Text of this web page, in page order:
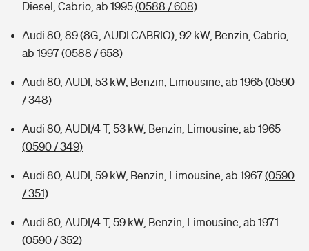
Diesel, Cabrio, ab 1995(0588 / 608)
Audi 80, 89 (8G, AUDI CABRIO), 92 kW, Benzin, Cabrio,
ab 1997(0588 / 658)
Audi 80, AUDI, 53 kW, Benzin, Limousine, ab 1965(0590
/ 348)
Audi 80, AUDI/4 T, 53 kW, Benzin, Limousine, ab 1965
(0590 / 349)
Audi 80, AUDI, 59 kW, Benzin, Limousine, ab 1967(0590
/ 351)
Audi 80, AUDI/4 T, 59 kW, Benzin, Limousine, ab 1971
(0590 / 352)